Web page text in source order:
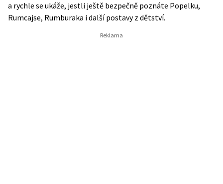
a rychle se ukáže, jestli ještě bezpečně poznáte Popelku,
Rumcajse, Rumburaka i další postavy z dětství.